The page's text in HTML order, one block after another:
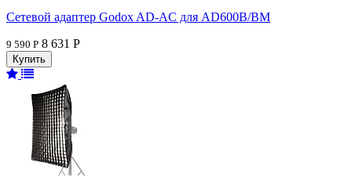
Сетевой адаптер Godox AD-AC для AD600B/BM
9 590 Р 8 631 Р